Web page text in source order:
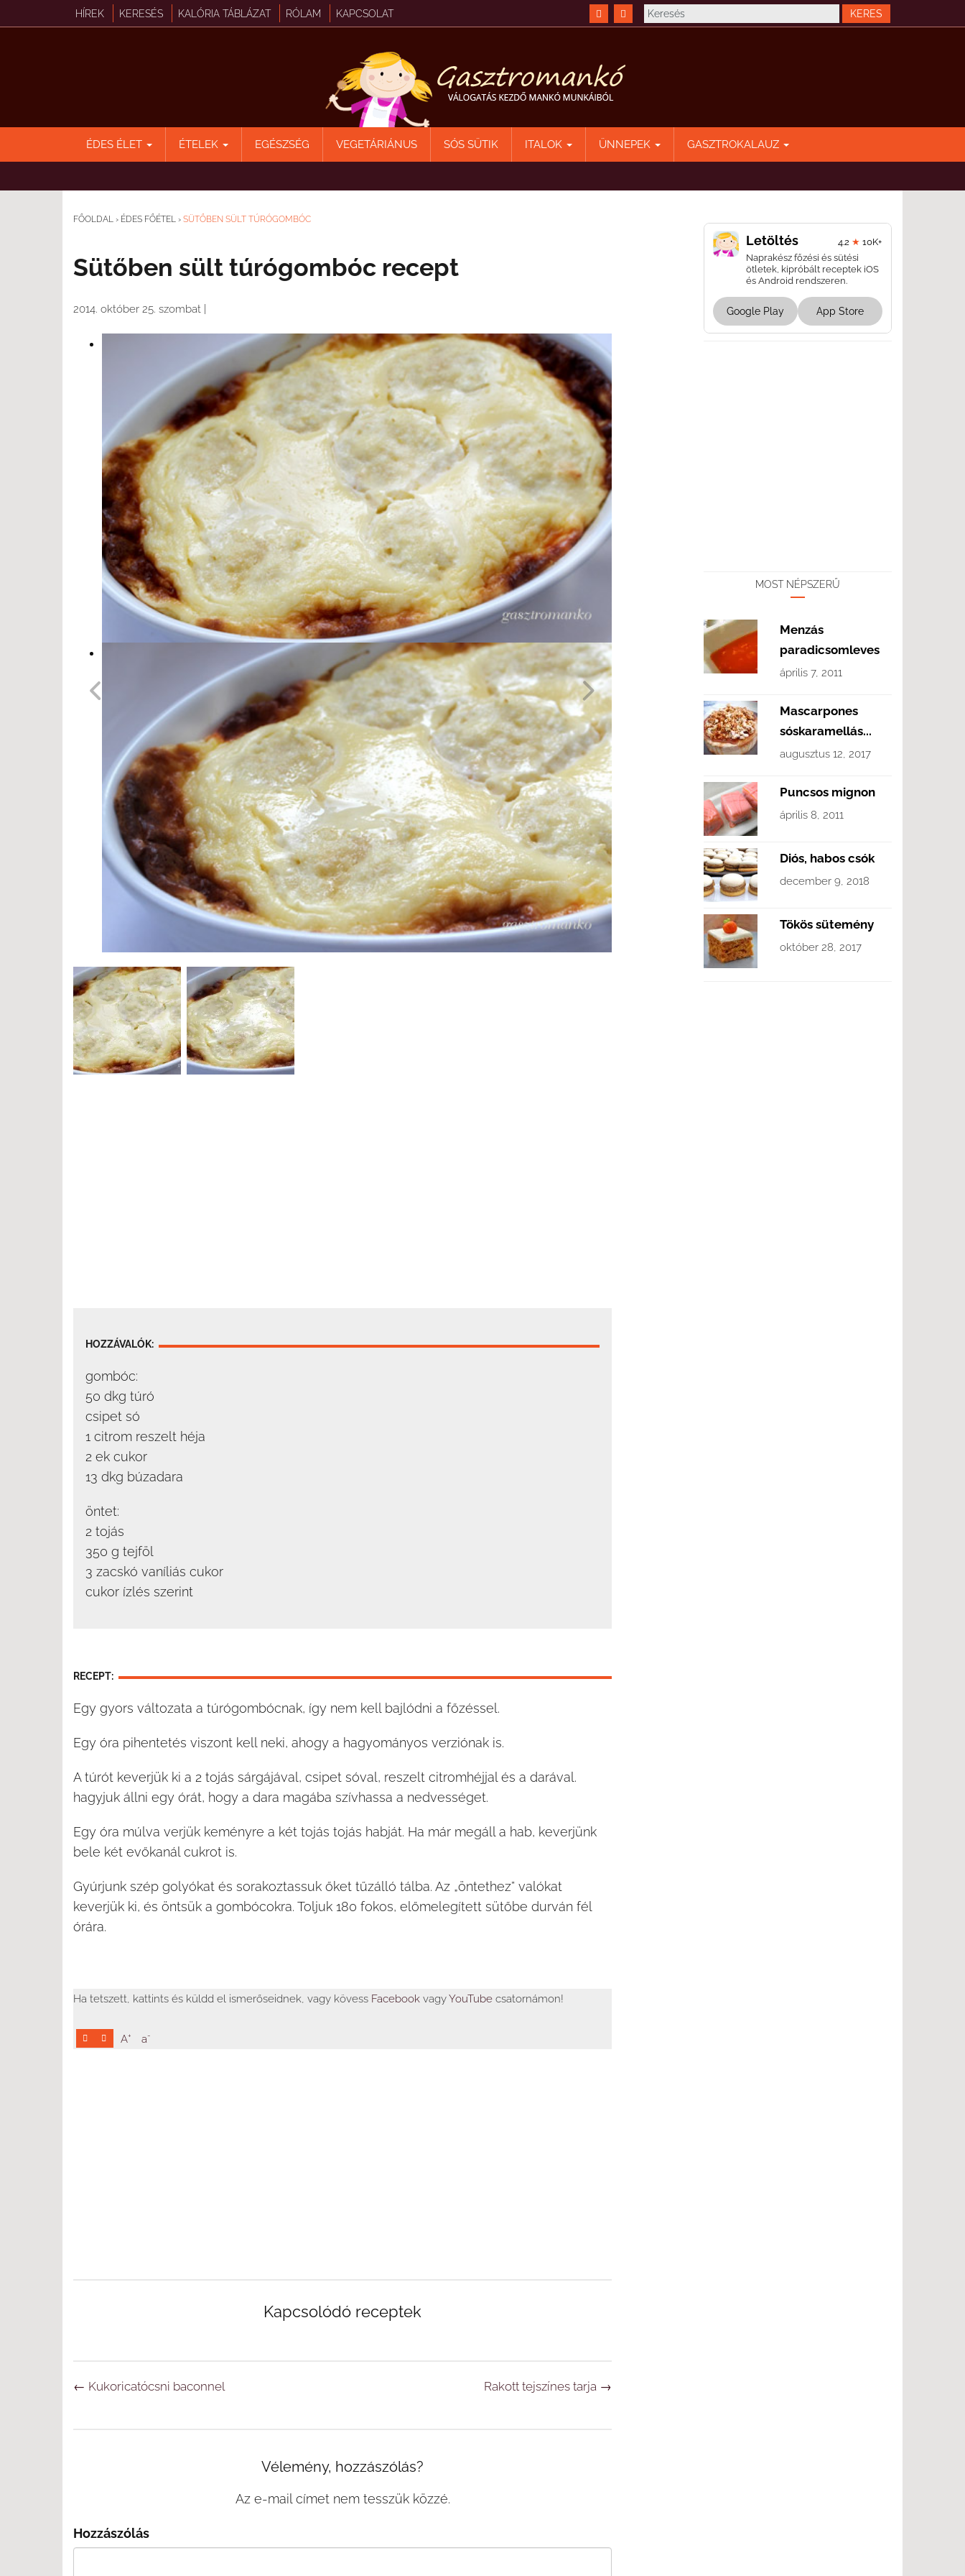
HÍREK KERESÉS KALÓRIA TÁBLÁZAT RÓLAM KAPCSOLAT
ÉDES ÉLET ÉTELEK EGÉSZSÉG VEGETÁRIÁNUS SÓS SÜTIK ITALOK ÜNNEPEK GASZTROKALAUZ
FŐOLDAL › ÉDES FŐÉTEL › SÜTŐBEN SÜLT TÚRÓGOMBÓC
Sütőben sült túrógombóc recept
2014. október 25. szombat
HOZZÁVALÓK:
gombóc:
50 dkg túró
csipet só
1 citrom reszelt héja
2 ek cukor
13 dkg búzadara
öntet:
2 tojás
350 g tejföl
3 zacskó vaníliás cukor
cukor ízlés szerint
RECEPT:
Egy gyors változata a túrógombócnak, így nem kell bajlódni a főzéssel.
Egy óra pihentetés viszont kell neki, ahogy a hagyományos verziónak is.
A túrót keverjük ki a 2 tojás sárgájával, csipet sóval, reszelt citromhéjjal és a darával.
hagyjuk állni egy órát, hogy a dara magába szívhassa a nedvességet.
Egy óra múlva verjük keményre a két tojás tojás habját. Ha már megáll a hab, keverjünk
bele két evőkanál cukrot is.
Gyúrjunk szép golyókat és sorakoztassuk őket tűzálló tálba. Az „öntethez” valókat
keverjük ki, és öntsük a gombócokra. Toljuk 180 fokos, előmelegített sütőbe durván fél
órára.
Ha tetszett, kattints és küldd el ismerőseidnek, vagy kövess Facebook vagyYouTube csatornámon!
A+ a-
Kapcsolódó receptek
Navigáció
← Kukoricatócsni baconnel Rakott tejszínes tarja →
Vélemény, hozzászólás?
Az e-mail címet nem tesszük közzé.
Hozzászólás
Letöltés 4.2 ★ 10K+
Naprakész főzési és sütési
ötletek, kipróbált receptek iOS
és Android rendszeren.
Google Play App Store
MOST NÉPSZERŰ
Menzás
paradicsomleves
április 7, 2011
Mascarpones
sóskaramellás...
augusztus 12, 2017
Puncsos mignon
április 8, 2011
Diós, habos csók
december 9, 2018
Tökös sütemény
október 28, 2017